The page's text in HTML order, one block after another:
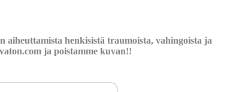
henkisistä traumoista, vahingoista ja
ja poistamme kuvan!!